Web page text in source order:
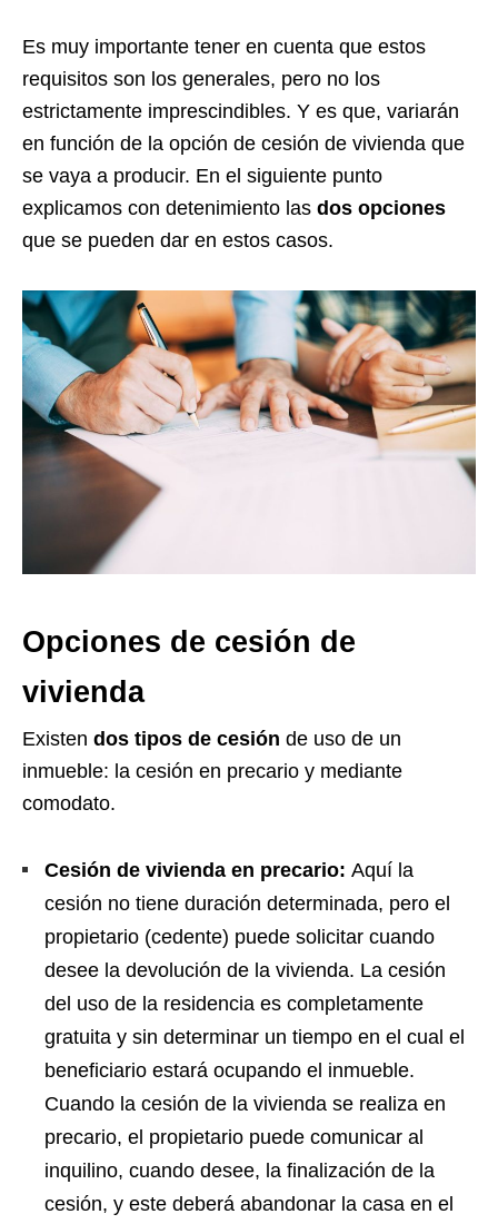
Es muy importante tener en cuenta que estos
requisitos son los generales, pero no los
estrictamente imprescindibles. Y es que, variarán
en función de la opción de cesión de vivienda que
se vaya a producir. En el siguiente punto
explicamos con detenimiento las dos opciones
que se pueden dar en estos casos.
Opciones de cesión de
vivienda
Existen dos tipos de cesión de uso de un
inmueble: la cesión en precario y mediante
comodato.
Cesión de vivienda en precario: Aquí la
cesión no tiene duración determinada, pero el
propietario (cedente) puede solicitar cuando
desee la devolución de la vivienda. La cesión
del uso de la residencia es completamente
gratuita y sin determinar un tiempo en el cual el
beneficiario estará ocupando el inmueble.
Cuando la cesión de la vivienda se realiza en
precario, el propietario puede comunicar al
inquilino, cuando desee, la finalización de la
cesión, y este deberá abandonar la casa en el